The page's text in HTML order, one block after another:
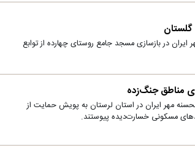
گلستان
در بازسازی مسجد جامع روستای چهارده از توابع
مناطق جنگ‌زده
مهر ایران در استان لرستان به پویش حمایت از
مسکونی خسارت‌دیده پیوستند.